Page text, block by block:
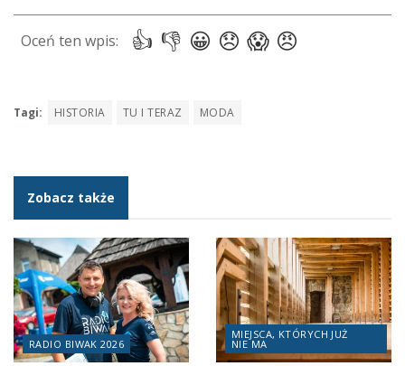
Tagi: HISTORIA TU I TERAZ MODA
Zobacz także
RADIO BIWAK 2026
MIEJSCA, KTÓRYCH JUŻ
NIE MA